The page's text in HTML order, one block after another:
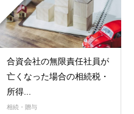
合資会社の無限責任社員が
亡くなった場合の相続税・
所得...
相続・贈与